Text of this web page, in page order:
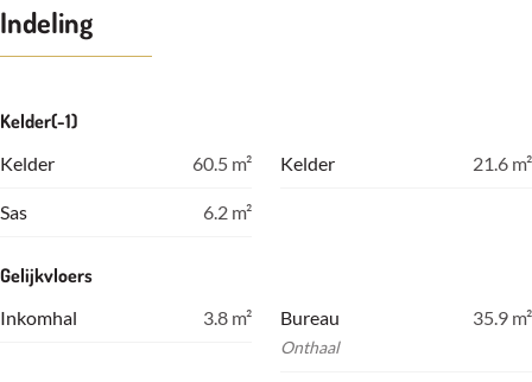
Indeling
Kelder(-1)
Kelder 60.5 m² Kelder 21.6 m²
Sas 6.2 m²
Gelijkvloers
Inkomhal 3.8 m² Bureau 35.9 m²
Onthaal